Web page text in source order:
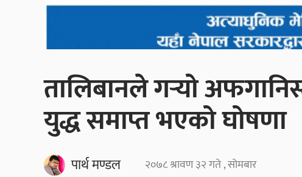
तालिबानले गर्‍यो
युद्ध समाप्त भएको घोषणा
पार्थ मण्डल २०७८ श्रावण ३२ गते , सोमबार